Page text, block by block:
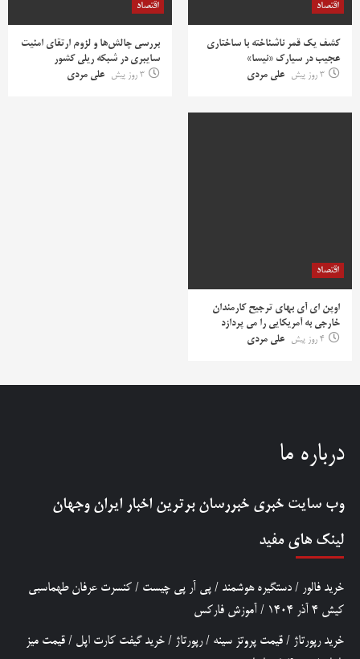
اقتصاد
کشف یک قمر ناشناخته با ساختاری
عجیب در سیارک «نیسا»
3 روز پیش
علی مردی
اقتصاد
بررسی چالش‌ها و لزوم ارتقای امنیت
سایبری در شبکه ریلی کشور
3 روز پیش
علی مردی
اقتصاد
اوپن ای آی بهای ترجیح کارمندان
خارجی به آمریکایی را می پردازد
4 روز پیش
علی مردی
درباره ما
وب سایت خبری خبررسان برترین اخبار ایران وجهان
لینک های مفید
خرید فالور / دستگیره هوشمند / پی آر پی چیست / کنسرت عرفان طهماسبی
کیش 4 آذر 1404
/ آموزش فارکس
خرید رپورتاژ / قیمت پروتز سینه /رپورتاژ / خرید گیفت کارت اپل / قیمت میز